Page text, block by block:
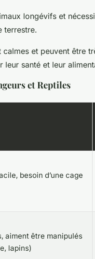
longévifs et
terrestre.
calmes et peuvent être
leur santé et leur
et Reptiles
besoin d’une cage
aiment être manipulés
lapins)